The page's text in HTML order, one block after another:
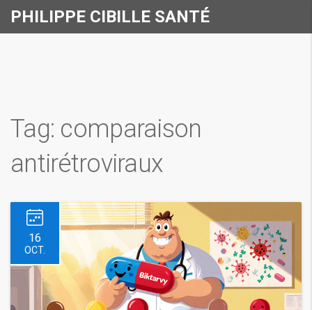
PHILIPPE CIBILLE SANTÉ
Tag: comparaison
antirétroviraux
16
OCT.